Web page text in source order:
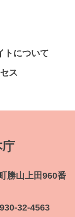
トについて
ス
勝山上田960番
32-4563